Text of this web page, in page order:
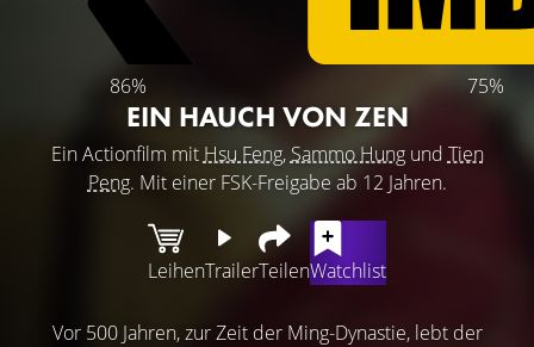
86% 75%
EIN HAUCH VON ZEN
Ein Actionfilm mit Hsu Feng,Sammo Hungund Tien
Peng. Mit einer FSK-Freigabe ab 12 Jahren.
LeihenTrailerTeilenWatchlist
Vor 500 Jahren, zur Zeit der Ming-Dynastie, lebt der